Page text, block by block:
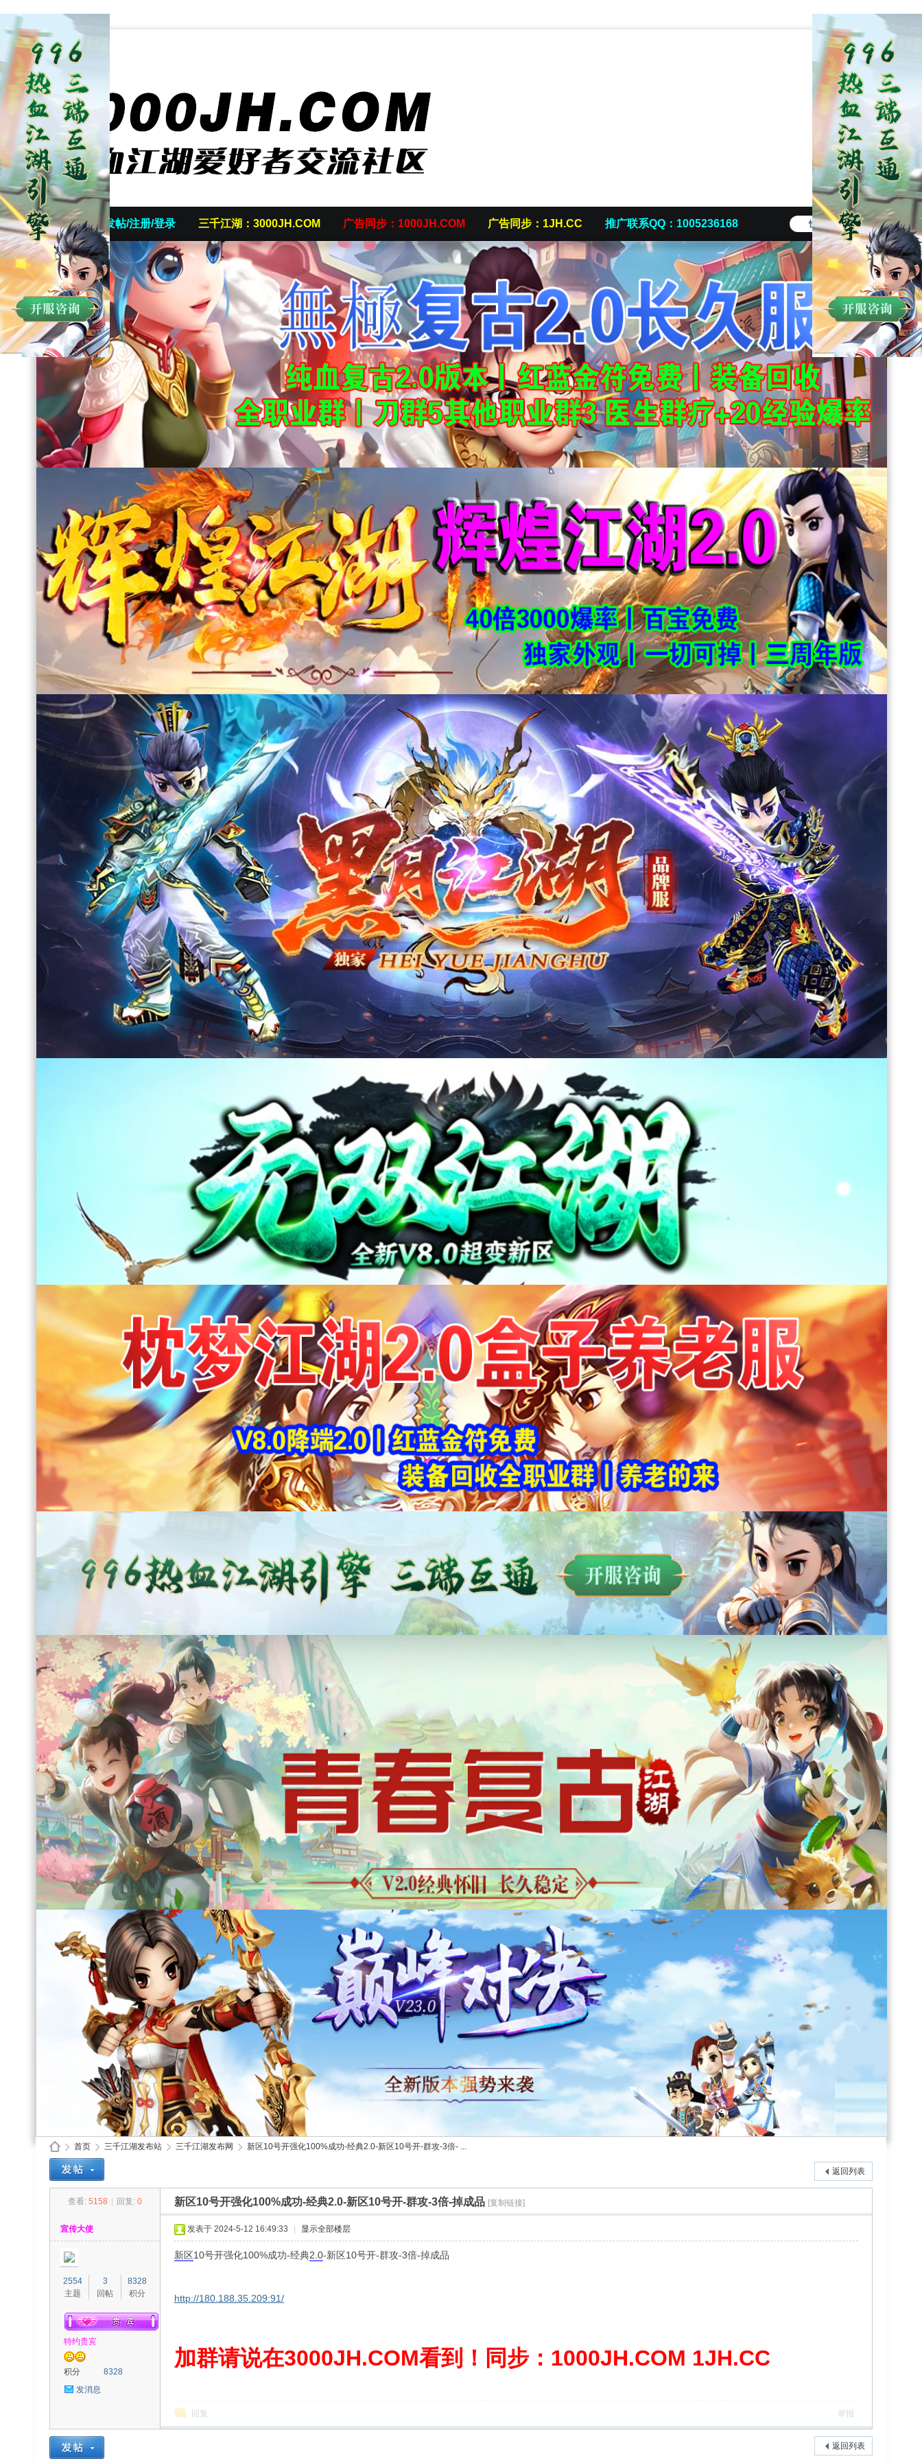
快捷导航
首页 发帖/注册/登录 三千江湖：3000JH.COM 广告同步：1000JH.COM 广告同步：1JH.CC 推广联系QQ：1005236168
首页
›
三千江湖发布站 三千江湖发布网
›
新区10号开强化100%成功-经典2.0-新区10号开-群攻-3倍- ...
返回列表
查看: 5158 回复: 0 新区10号开强化100%成功-经典2.0-新区10号开-群攻-3倍-掉成品 [复制链接]
宣传大使
2554
主题
3
回帖
8328
积分
特约贵宾
积分
8328
发消息
发表于 2024-5-12 16:49:33 显示全部楼层
新区10号开强化100%成功-经典2.0-新区10号开-群攻-3倍-掉成品
http://180.188.35.209:91/
加群请说在3000JH.COM看到！同步：1000JH.COM 1JH.CC
回复 举报
返回列表